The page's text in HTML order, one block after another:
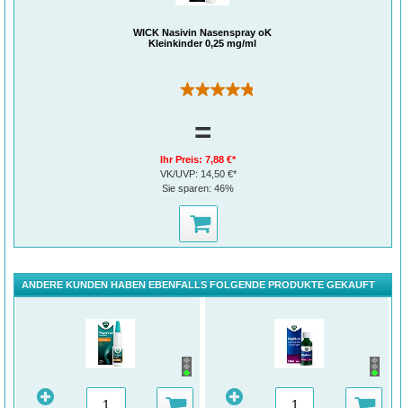
WICK Nasivin Nasenspray oK
Kleinkinder 0,25 mg/ml
(39)
=
Ihr Preis:7,88 €*
VK/UVP: 14,50 €*
Sie sparen:46%
ANDERE KUNDEN HABEN EBENFALLS FOLGENDE PRODUKTE GEKAUFT